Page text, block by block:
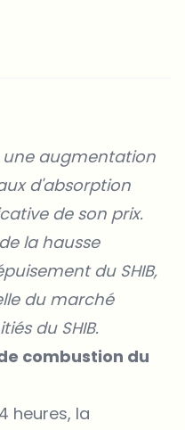
augmentation
d'absorption
de son prix.
la hausse
du SHIB,
du marché
du SHIB.
combustion du
heures, la